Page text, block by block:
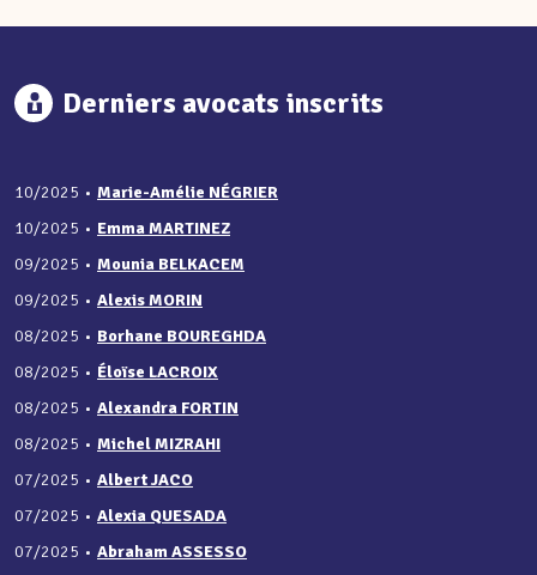
Derniers avocats inscrits
10/2025 • Marie-Amélie NÉGRIER
10/2025 • Emma MARTINEZ
09/2025 • Mounia BELKACEM
09/2025 • Alexis MORIN
08/2025 • Borhane BOUREGHDA
08/2025 • Éloïse LACROIX
08/2025 • Alexandra FORTIN
08/2025 • Michel MIZRAHI
07/2025 • Albert JACO
07/2025 • Alexia QUESADA
07/2025 • Abraham ASSESSO